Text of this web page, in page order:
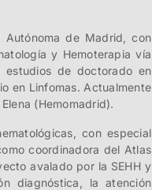
Autónoma de Madrid, con
y Hemoterapia vía
estudios de doctorado en
en Linfomas. Actualmente
(Hemomadrid).
con especial
coordinadora del Atlas
avalado por la SEHH y
diagnóstica, la atención